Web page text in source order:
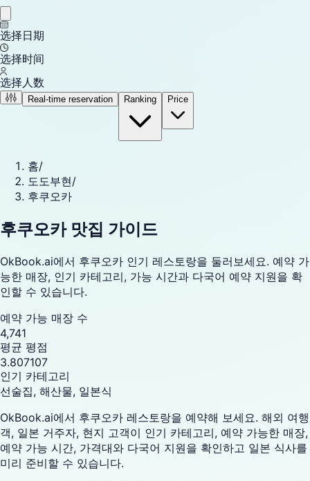
选择日期
选择时间
选择人数
Real-time reservation Ranking Price
홈/
도도부현/
후쿠오카
후쿠오카 맛집 가이드
OkBook.ai에서 후쿠오카 인기 레스토랑을 둘러보세요. 예약 가
능한 매장, 인기 카테고리, 가능 시간과 다국어 예약 지원을 확
인할 수 있습니다.
예약 가능 매장 수
4,741
평균 평점
3.807107
인기 카테고리
선술집, 해산물, 일본식
OkBook.ai에서 후쿠오카 레스토랑을 예약해 보세요. 해외 여행
객, 일본 거주자, 현지 고객이 인기 카테고리, 예약 가능한 매장,
예약 가능 시간, 가격대와 다국어 지원을 확인하고 일본 식사를
미리 준비할 수 있습니다.